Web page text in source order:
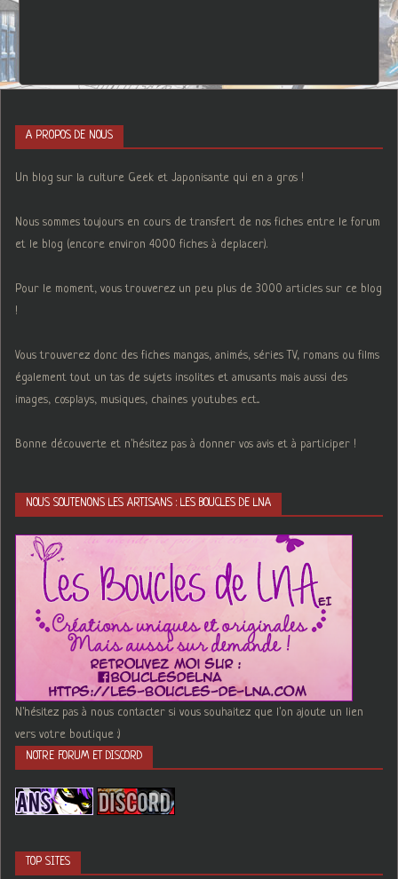
A PROPOS DE NOUS
Un blog sur la culture Geek et Japonisante qui en a gros !
Nous sommes toujours en cours de transfert de nos fiches entre le forum
et le blog (encore environ 4000 fiches à deplacer).
Pour le moment, vous trouverez un peu plus de 3000 articles sur ce blog
!
Vous trouverez donc des fiches mangas, animés, séries TV, romans ou films
également tout un tas de sujets insolites et amusants mais aussi des
images, cosplays, musiques, chaines youtubes ect...
Bonne découverte et n'hésitez pas à donner vos avis et à participer !
NOUS SOUTENONS LES ARTISANS : LES BOUCLES DE LNA
N'hésitez pas à nous contacter si vous souhaitez que l'on ajoute un lien
vers votre boutique :)
NOTRE FORUM ET DISCORD
TOP SITES